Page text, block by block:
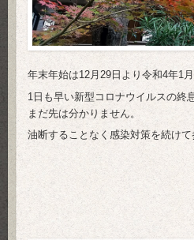
年末年始は12月29日より令和4年1
1日も早い新型コロナウイルスの終
まだ先は分かりません。
油断することなく感染対策を続けて